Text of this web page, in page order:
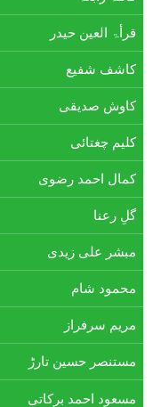
قرأۃ العین حیدر
کاشف شفیع
کاوش صدیقی
کلیم چغتائی
کمال احمد رضوی
گلِ رعنا
مبشر علی زیدی
محمود شام
مریم سرفراز
مستنصر حسین تارڑ
مسعود احمد برکاتی